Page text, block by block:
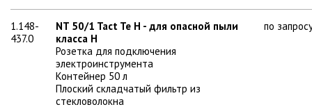
1.148-
437.0
NT 50/1 Tact Te H - для опасной пыли
класса H
Розетка для подключения
электроинструмента
Контейнер 50 л
Плоский складчатый фильтр из
стекловолокна
по